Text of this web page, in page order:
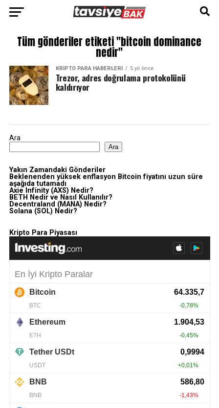
Tüm gönderiler etiketi "bitcoin dominance
nedir"
KRIPTO PARA HABERLERI 5 yıl önce
Trezor, adres doğrulama protokolünü
kaldırıyor
Ara
Ara
Yakın Zamandaki Gönderiler
Beklenenden yüksek enflasyon Bitcoin fiyatını uzun süre
aşağıda tutamadı
Axie Infinity (AXS) Nedir?
BETH Nedir ve Nasıl Kullanılır?
Decentraland (MANA) Nedir?
Solana (SOL) Nedir?
Kripto Para Piyasası